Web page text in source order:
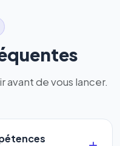
avant de vous lancer.